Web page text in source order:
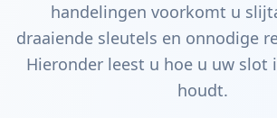
handelingen voorkomt u
draaiende sleutels en onnodige
Hieronder leest u hoe u uw slot
houdt.